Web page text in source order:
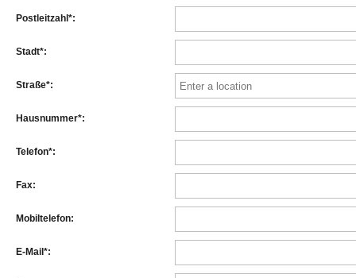
Postleitzahl*:
Stadt*:
Straße*:
Hausnummer*:
Telefon*:
Fax:
Mobiltelefon:
E-Mail*: